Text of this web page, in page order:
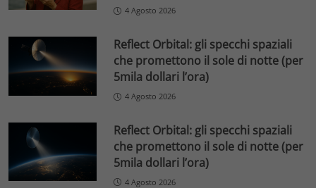
4 Agosto 2026
Reflect Orbital: gli specchi spaziali
che promettono il sole di notte (per
5mila dollari l’ora)
4 Agosto 2026
Reflect Orbital: gli specchi spaziali
che promettono il sole di notte (per
5mila dollari l’ora)
4 Agosto 2026